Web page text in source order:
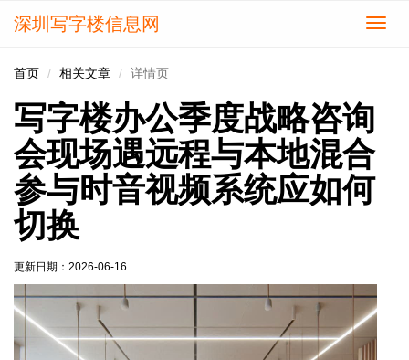
切
深圳写字楼信息网
首页 相关文章 详情页
写字楼办公季度战略咨询
会现场遇远程与本地混合
参与时音视频系统应如何
切换
更新日期： 2026-06-16